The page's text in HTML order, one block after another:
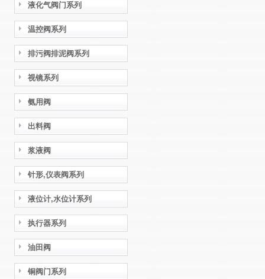
液化气阀门系列
温控阀系列
排污阀排泥阀系列
视镜系列
氨用阀
出料阀
浆液阀
针形,仪表阀系列
液位计,水位计系列
执行器系列
油田阀
铜阀门系列